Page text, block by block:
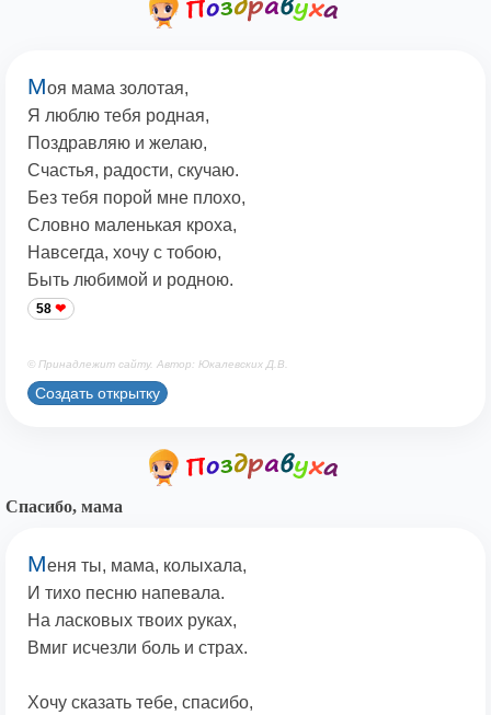
Моя мама золотая,
Я люблю тебя родная,
Поздравляю и желаю,
Счастья, радости, скучаю.
Без тебя порой мне плохо,
Словно маленькая кроха,
Навсегда, хочу с тобою,
Быть любимой и родною.
58
© Принадлежит сайту. Автор: Юкалевских Д.В.
Создать открытку
Спасибо, мама
Меня ты, мама, колыхала,
И тихо песню напевала.
На ласковых твоих руках,
Вмиг исчезли боль и страх.
Хочу сказать тебе, спасибо,